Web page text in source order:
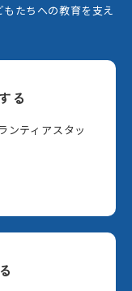
たちへの教育を支え
る
ンティアスタッ